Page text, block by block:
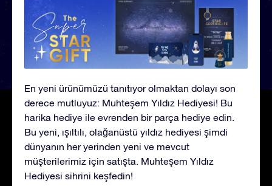
En yeni ürünümüzü tanıtıyor olmaktan dolayı son
derece mutluyuz: Muhteşem Yıldız Hediyesi! Bu
harika hediye ile evrenden bir parça hediye edin.
Bu yeni, ışıltılı, olağanüstü yıldız hediyesi şimdi
dünyanın her yerinden yeni ve mevcut
müşterilerimiz için satışta. Muhteşem Yıldız
Hediyesi sihrini keşfedin!